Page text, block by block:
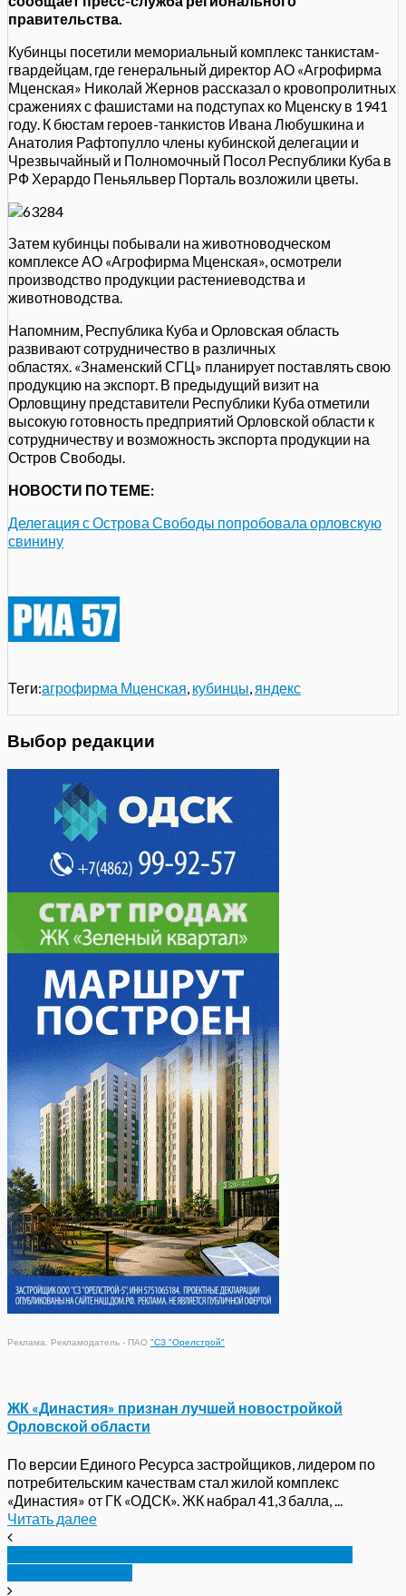
правительства.
Кубинцы посетили мемориальный комплекс танкистам-
гвардейцам, где генеральный директор АО «Агрофирма
Мценская» Николай Жернов рассказал о кровопролитных
сражениях с фашистами на подступах ко Мценску в 1941
году. К бюстам героев-танкистов Ивана Любушкина и
Анатолия Рафтопулло члены кубинской делегации и
Чрезвычайный и Полномочный Посол Республики Куба в
РФ Херардо Пеньяльвер Порталь возложили цветы.
Затем кубинцы побывали на животноводческом
комплексе АО «Агрофирма Мценская», осмотрели
производство продукции растениеводства и
животноводства.
Напомним, Республика Куба и Орловская область
развивают сотрудничество в различных
областях. «Знаменский СГЦ» планирует поставлять свою
продукцию на экспорт. В предыдущий визит на
Орловщину представители Республики Куба отметили
высокую готовность предприятий Орловской области к
сотрудничеству и возможность экспорта продукции на
Остров Свободы.
НОВОСТИ ПО ТЕМЕ:
Делегация с Острова Свободы попробовала орловскую
свинину
Теги:агрофирма Мценская кубинцы яндекс
Выбор редакции
Реклама. Рекламодатель - ПАО "СЗ "Орелстрой"
ЖК «Династия» признан лучшей новостройкой
Орловской области
По версии Единого Ресурса застройщиков, лидером по
потребительским качествам стал жилой комплекс
«Династия» от ГК «ОДСК». ЖК набрал 41,3 балла, ...
Читать далее